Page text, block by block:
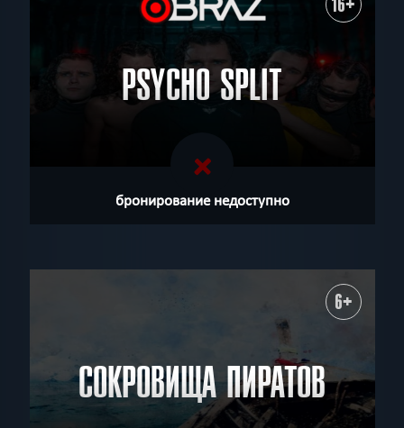
16+
PSYCHO SPLIT
бронирование недоступно
6+
СОКРОВИЩА ПИРАТОВ